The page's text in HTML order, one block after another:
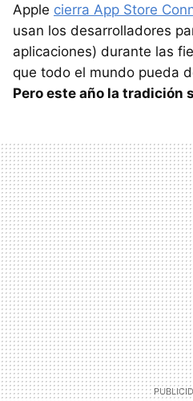
Apple cierra App Store
usan los desarrolladores
aplicaciones) durante las
que todo el mundo pueda
Pero este año la tradición